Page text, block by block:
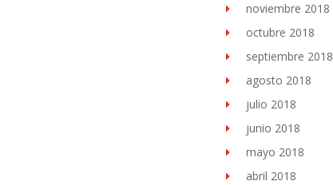
noviembre 2018
octubre 2018
septiembre 2018
agosto 2018
julio 2018
junio 2018
mayo 2018
abril 2018